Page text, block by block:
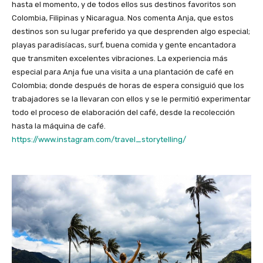
hasta el momento, y de todos ellos sus destinos favoritos son
Colombia, Filipinas y Nicaragua. Nos comenta Anja, que estos
destinos son su lugar preferido ya que desprenden algo especial;
playas paradisíacas, surf, buena comida y gente encantadora
que transmiten excelentes vibraciones. La experiencia más
especial para Anja fue una visita a una plantación de café en
Colombia; donde después de horas de espera consiguió que los
trabajadores se la llevaran con ellos y se le permitió experimentar
todo el proceso de elaboración del café, desde la recolección
hasta la máquina de café.
https://www.instagram.com/travel_storytelling/